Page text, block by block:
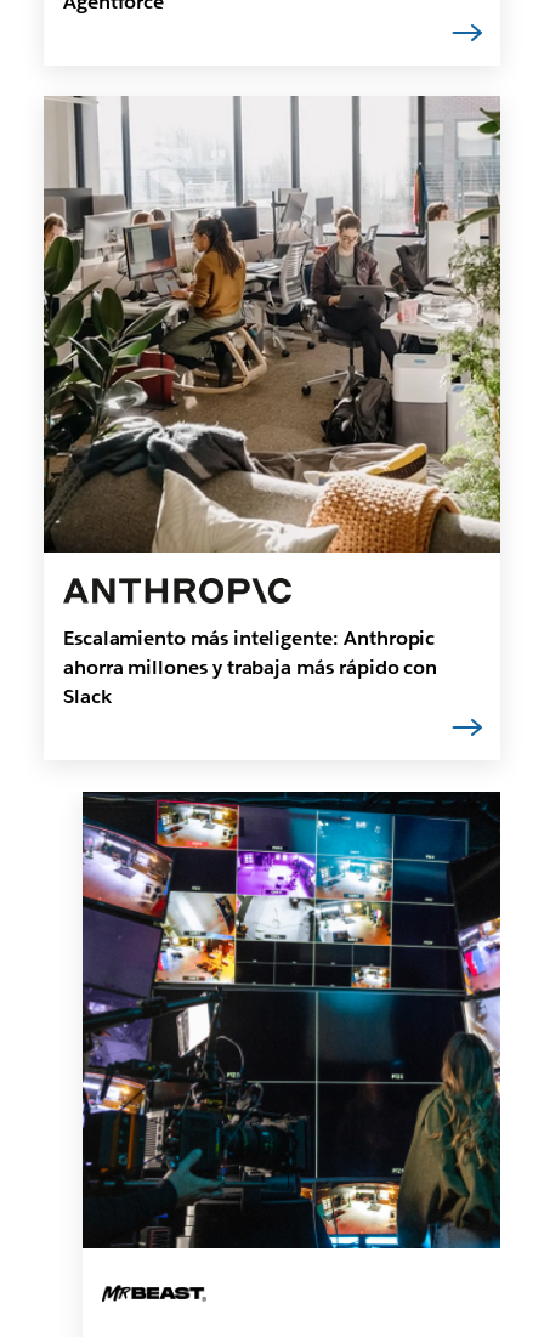
Escalamiento más inteligente: Anthropic
ahorra millones y trabaja más rápido con
Slack